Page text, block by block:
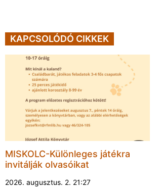
KAPCSOLÓDÓ CIKKEK
MISKOLC-Különleges játékra
invitálják olvasóikat
2026. augusztus. 2. 21:27